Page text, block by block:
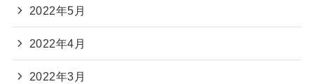
2022年5月
2022年4月
2022年3月